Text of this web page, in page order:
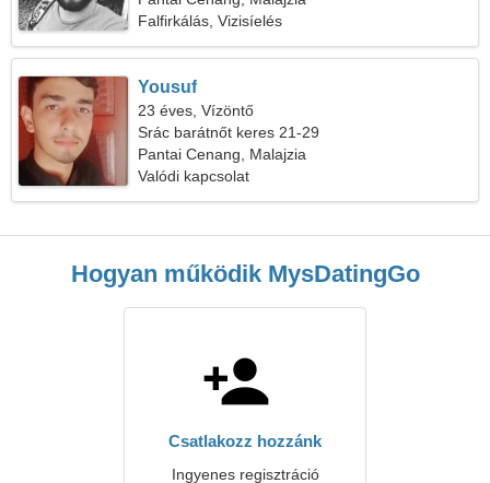
Falfirkálás, Vizisíelés
Yousuf
23 éves, Vízöntő
Srác barátnőt keres 21-29
Pantai Cenang, Malajzia
Valódi kapcsolat
Hogyan működik MysDatingGo
Csatlakozz hozzánk
Ingyenes regisztráció